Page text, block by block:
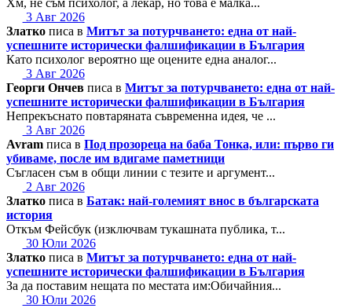
Хм, не съм психолог, а лекар, но това е малка...
3 Авг 2026
Златко писа в Митът за потурчването: една от най-
успешните исторически фалшификации в България
Като психолог вероятно ще оцените една аналог...
3 Авг 2026
Георги Ончев писа в Митът за потурчването: една от най-
успешните исторически фалшификации в България
Непрекъснато повтаряната съвременна идея, че ...
3 Авг 2026
Avram писа в Под прозореца на баба Тонка, или: първо ги
убиваме, после им вдигаме паметници
Съгласен съм в общи линии с тезите и аргумент...
2 Авг 2026
Златко писа в Батак: най-големият внос в българската
история
Откъм Фейсбук (изключвам тукашната публика, т...
30 Юли 2026
Златко писа в Митът за потурчването: една от най-
успешните исторически фалшификации в България
За да поставим нещата по местата им:Обичайния...
30 Юли 2026